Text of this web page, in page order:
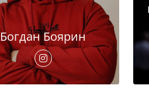
Богдан Боярин